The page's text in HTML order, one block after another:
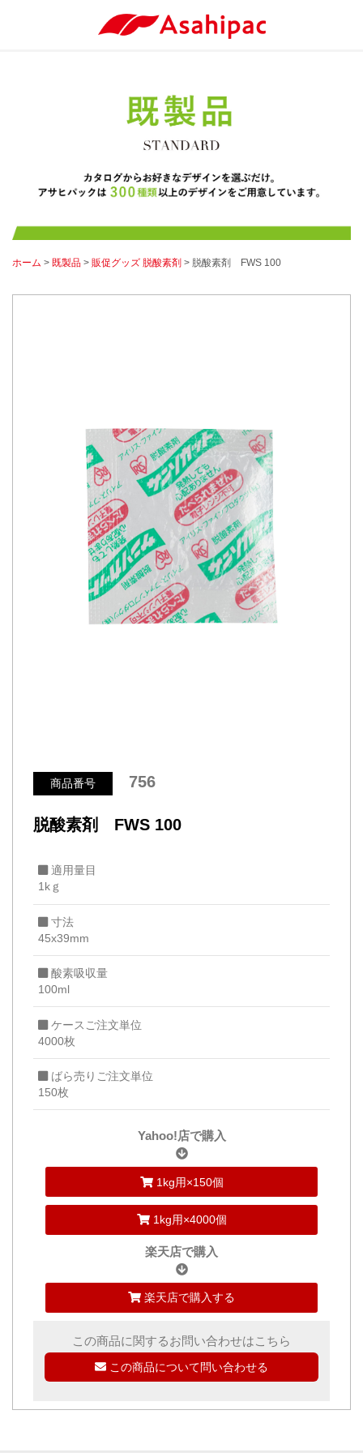
ホーム > 既製品 > 販促グッズ 脱酸素剤 > 脱酸素剤 FWS 100
商品番号 756
脱酸素剤 FWS 100
適用量目
1kｇ
寸法
45x39mm
酸素吸収量
100ml
ケースご注文単位
4000枚
ばら売りご注文単位
150枚
Yahoo!店で購入
1kg用×150個
1kg用×4000個
楽天店で購入
楽天店で購入する
この商品に関するお問い合わせはこちら
この商品について問い合わせる